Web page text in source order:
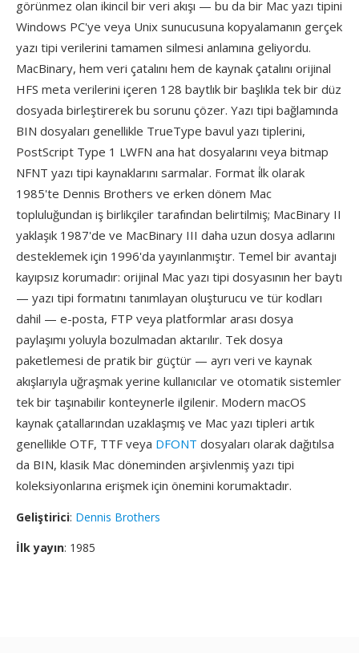
görünmez olan ikincil bir veri akışı — bu da bir Mac yazı tipini
Windows PC'ye veya Unix sunucusuna kopyalamanın gerçek
yazı tipi verilerini tamamen silmesi anlamına geliyordu.
MacBinary, hem veri çatalını hem de kaynak çatalını orijinal
HFS meta verilerini içeren 128 baytlık bir başlıkla tek bir düz
dosyada birleştirerek bu sorunu çözer. Yazı tipi bağlamında
BIN dosyaları genellikle TrueType bavul yazı tiplerini,
PostScript Type 1 LWFN ana hat dosyalarını veya bitmap
NFNT yazı tipi kaynaklarını sarmalar. Format i̇lk olarak
1985'te Dennis Brothers ve erken dönem Mac
topluluğundan iş birlikçiler tarafından belirtilmiş; MacBinary II
yaklaşık 1987'de ve MacBinary III daha uzun dosya adlarını
desteklemek için 1996'da yayınlanmıştır. Temel bir avantajı
kayıpsız korumadır: orijinal Mac yazı tipi dosyasının her baytı
— yazı tipi formatını tanımlayan oluşturucu ve tür kodları
dahil — e-posta, FTP veya platformlar arası dosya
paylaşımı yoluyla bozulmadan aktarılır. Tek dosya
paketlemesi de pratik bir güçtür — ayrı veri ve kaynak
akışlarıyla uğraşmak yerine kullanıcılar ve otomatik sistemler
tek bir taşınabilir konteynerle ilgilenir. Modern macOS
kaynak çatallarından uzaklaşmış ve Mac yazı tipleri artık
genellikle OTF, TTF veya DFONT dosyaları olarak dağıtılsa
da BIN, klasik Mac döneminden arşivlenmiş yazı tipi
koleksiyonlarına erişmek için önemini korumaktadır.
Geliştirici: Dennis Brothers
İlk yayın: 1985